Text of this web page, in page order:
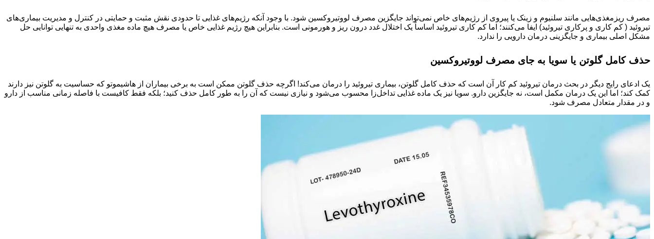
مصرف ریزمغذی‌هایی مانند سلنیوم و زینک یا پیروی از رژیم‌های خاص نمی‌تواند جایگزین مصرف لووتیروکسین شود. با وجود آنکه رژیم‌های غذایی تا حدودی نقش مثبت و حمایتی در کنترل و مدیریت بیماری‌های
تیروئید ( کم ‌کاری و پرکاری تیروئید) ایفا می‌کنند؛ اما کم کاری تیروئید اساساً یک اختلال غدد درون ‌ریز و هورمونی است. بنابراین هیچ رژیم غذایی خاص یا مصرف هیچ ماده مغذی واحدی به تنهایی توانایی حل
مشکل اصلی بیماری و جایگزینی درمان دارویی را ندارد.
حذف کامل گلوتن یا سویا به جای مصرف لووتیروکسین
یک ادعای رایج دیگر در بحث درمان تیروئید کم کار آن است که حذف کامل گلوتن، بیماری تیروئید را درمان می‌کند! اگرچه حذف گلوتن ممکن است به برخی بیماران از هاشیموتو که حساسیت به گلوتن نیز دارند
کمک کند؛ اما این یک درمان مکمل است، نه جایگزین دارو. سویا نیز یک ماده غذایی تداخل‌زا محسوب می‌شود و نیازی نیست که آن را به طور کامل حذف کنید؛ بلکه فقط کافیست با فاصله زمانی مناسب از دارو
و در مقدار متعادل مصرف شود.